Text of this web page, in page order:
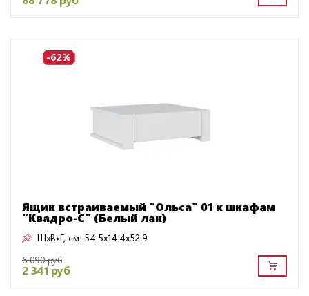
-62%
Ящик встраиваемый "Ольса" 01 к шкафам
"Квадро-С" (Белый лак)
ШxВxГ, см: 54.5x14.4x52.9
6 090 руб
2 341 руб